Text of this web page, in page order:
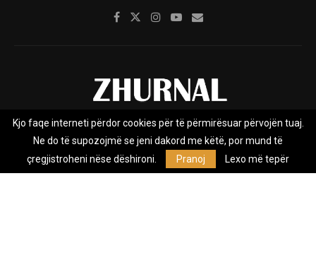
Rreth nesh Impresumi Marketing
Privacy Policy
Zhurnal.mk është Agjenci e Lajmeve e pavarur, e themeluar në vitin
Kjo faqe interneti përdor cookies për të përmirësuar përvojën tuaj.
Ne do të supozojmë se jeni dakord me këtë, por mund të
çregjistroheni nëse dëshironi.
Pranoj Lexo më tepër